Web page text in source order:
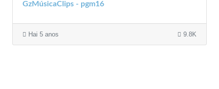
GzMúsicaClips - pgm16
Hai 5 anos 9.8K